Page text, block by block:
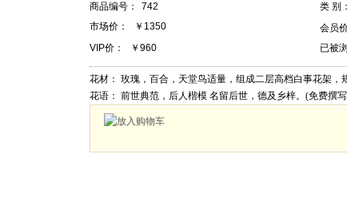
商品编号： 742 类 别：
市场价：
￥1350 会员
VIP价： ￥960 已被
花材： 玫瑰，百合，天堂鸟适量，组成二层高档白事花架，
花语： 前世典范，后人楷模 名留后世，德及乡梓。(免费撰